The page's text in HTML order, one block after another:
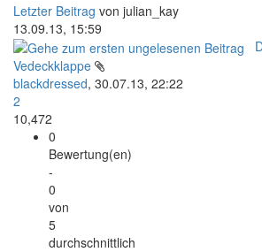
Letzter Beitrag von julian_kay
13.09.13, 15:59
Vedeckklappe
blackdressed, 30.07.13, 22:22
2
10,472
0
Bewertung(en)
-
0
von
5
durchschnittlich